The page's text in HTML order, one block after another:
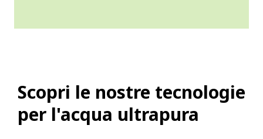
Scopri le nostre tecnologie
per l'acqua ultrapura